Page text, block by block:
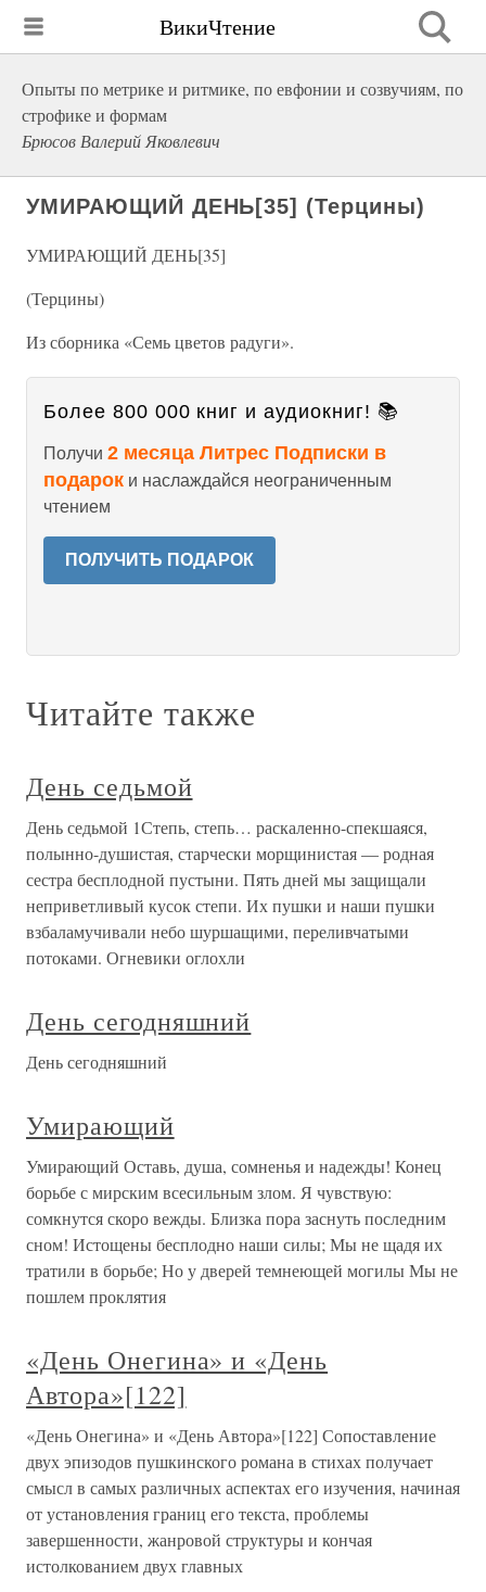
ВикиЧтение
Опыты по метрике и ритмике, по евфонии и созвучиям, по
строфике и формам
Брюсов Валерий Яковлевич
УМИРАЮЩИЙ ДЕНЬ[35] (Терцины)
УМИРАЮЩИЙ ДЕНЬ[35]
(Терцины)
Из сборника «Семь цветов радуги».
Более 800 000 книг и аудиокниг! 📚
Получи 2 месяца Литрес Подписки в
подарок и наслаждайся неограниченным
чтением
ПОЛУЧИТЬ ПОДАРОК
Читайте также
День седьмой
День седьмой 1Степь, степь… раскаленно-спекшаяся,
полынно-душистая, старчески морщинистая — родная
сестра бесплодной пустыни. Пять дней мы защищали
неприветливый кусок степи. Их пушки и наши пушки
взбаламучивали небо шуршащими, переливчатыми
потоками. Огневики оглохли
День сегодняшний
День сегодняшний
Умирающий
Умирающий Оставь, душа, сомненья и надежды! Конец
борьбе с мирским всесильным злом. Я чувствую:
сомкнутся скоро вежды. Близка пора заснуть последним
сном! Истощены бесплодно наши силы; Мы не щадя их
тратили в борьбе; Но у дверей темнеющей могилы Мы не
пошлем проклятия
«День Онегина» и «День
Автора»[122]
«День Онегина» и «День Автора»[122] Сопоставление
двух эпизодов пушкинского романа в стихах получает
смысл в самых различных аспектах его изучения, начиная
от установления границ его текста, проблемы
завершенности, жанровой структуры и кончая
истолкованием двух главных